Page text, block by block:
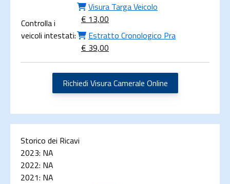
Controlla i
veicoli intestati:
Visura Targa Veicolo
€ 13,00
Estratto Cronologico Pra
€ 39,00
Richiedi Visura Camerale Online
Storico dei Ricavi
2023: NA
2022: NA
2021: NA